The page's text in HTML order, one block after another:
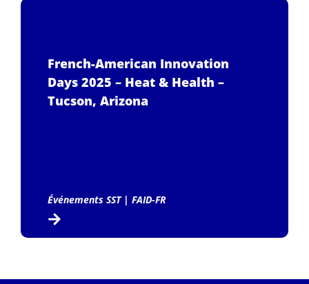
French-American Innovation
Days 2025 – Heat & Health –
Tucson, Arizona
Événements SST| FAID-FR